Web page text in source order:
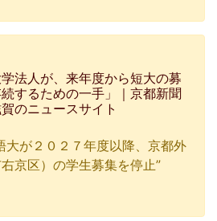
学法人が、来年度から短大の募
するための一手」｜京都新聞
のニュースサイト
大が２０２７年度以降、京都外
京区）の学生募集を停止”